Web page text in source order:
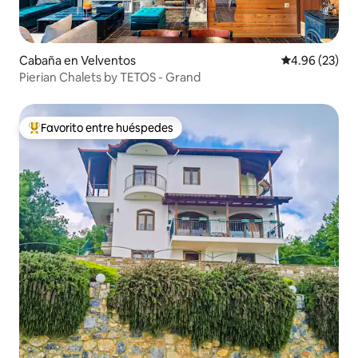
Cabaña en Velventos Calificación
4.96 (23)
Pierian Chalets by TETOS - Grand
Favorito entre huéspedes preferido
Favorito entre huéspedes